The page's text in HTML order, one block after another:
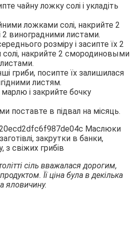
чайну ложку солі і укладіть
ложками солі, накрийте 2
виноградними листами.
розміру і засипте їх 2
накрийте 2 смородиновыми
гриби, посипте їх залишилася
листям.
і закрийте бочку
поставте в підвал на місяць.
сіль вважалася дорогим,
Її ціна була в декілька
яловичину.